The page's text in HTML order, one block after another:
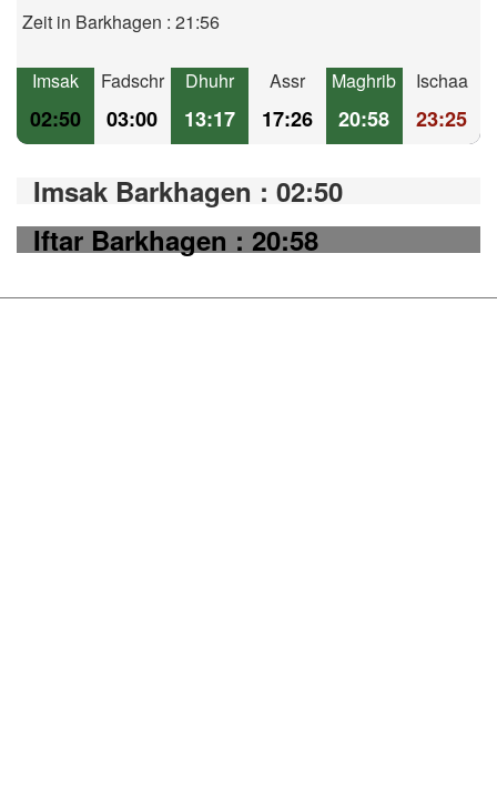
Zeit in Barkhagen : 21:56
Imsak
02:50
Fadschr
03:00
Dhuhr
13:17
Assr
17:26
Maghrib
20:58
Ischaa
23:25
Imsak Barkhagen : 02:50
Iftar Barkhagen : 20:58